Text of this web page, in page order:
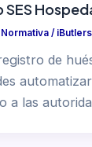
Normativa/ iButlers
de
a las